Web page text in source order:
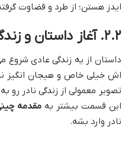
ایدز هستن؛ از طرد و قضاوت
۲.۲. آغاز داستان و زندگی نادر پیش از حادثه
داستان از یه زندگی عادی
اش خیلی خاص و هیجان انگیز
تصویر معمولی از زندگی نادر رو
این قسمت بیشتر به مقدمه
نادر وارد بشه.